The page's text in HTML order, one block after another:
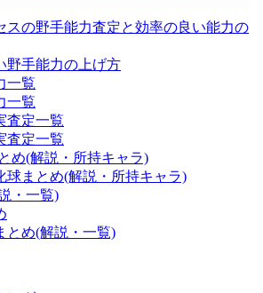
スの野手能力査定と効率の良い能力の
野手能力の上げ方
一覧
一覧
査定一覧
査定一覧
め(解説・所持キャラ)
球まとめ(解説・所持キャラ)
・一覧)
とめ(解説・一覧)